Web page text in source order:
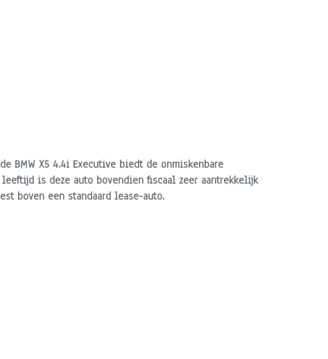
BMW X5 4.4i Executive biedt de onmiskenbare
leeftijd is deze auto bovendienfiscaal zeer aantrekkelijk
boven een standaard lease-auto.